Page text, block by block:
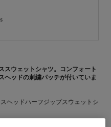
スウェットシャツ。コンフォート
ヘッドの刺繍パッチが付いていま
ヘッドハーフジップスウェットシ